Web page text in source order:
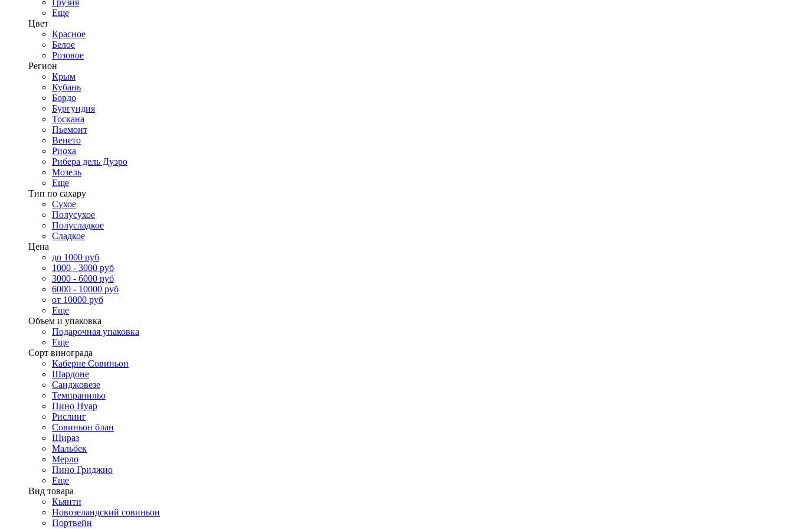
Грузия
Еще
Цвет
Красное
Белое
Розовое
Регион
Крым
Кубань
Бордо
Бургундия
Тоскана
Пьемонт
Венето
Риоха
Рибера дель Дуэро
Мозель
Еще
Тип по сахару
Сухое
Полусухое
Полусладкое
Сладкое
Цена
до 1000 руб
1000 - 3000 руб
3000 - 6000 руб
6000 - 10000 руб
от 10000 руб
Еще
Объем и упаковка
Подарочная упаковка
Еще
Сорт винограда
Каберне Совиньон
Шардоне
Санджовезе
Темпранильо
Пино Нуар
Рислинг
Совиньон блан
Шираз
Мальбек
Мерло
Пино Гриджио
Еще
Вид товара
Кьянти
Новозеландский совиньон
Портвейн